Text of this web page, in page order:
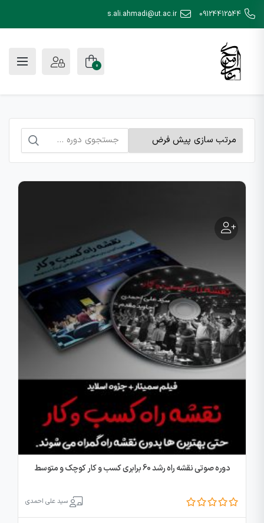
09124412544
s.ali.ahmadi@ut.ac.ir
0
جستجو
برای:
دوره صوتی نقشه راه رشد 60 برابری کسب و کار کوچک و متوسط
سید علی احمدی